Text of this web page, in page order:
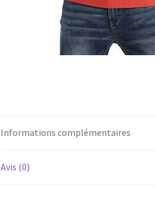
Informations complémentaires
Avis (0)